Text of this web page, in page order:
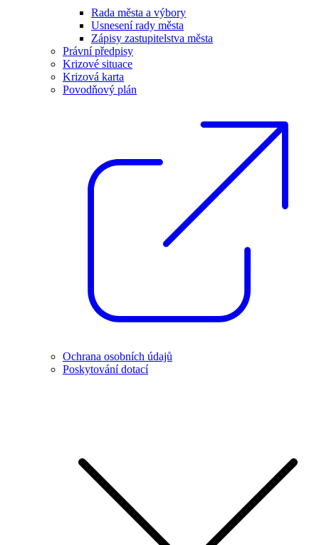
Rada města a výbory
Usnesení rady města
Zápisy zastupitelstva města
Právní předpisy
Krizové situace
Krizová karta
Povodňový plán
Ochrana osobních údajů
Poskytování dotací